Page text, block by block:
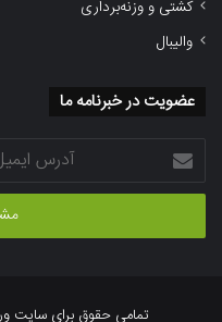
کشتی و وزنه‌برداری
والیبال
عضویت در خبرنامه ما
آدرس
ایمیل
خود
وارد
تمامی حقوق برای سایت